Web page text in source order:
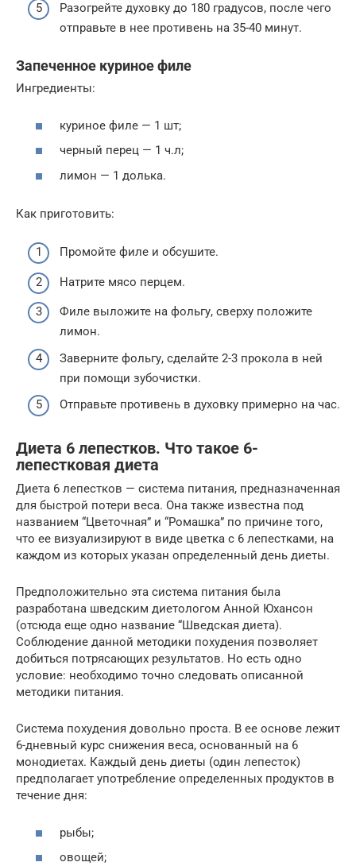
Разогрейте духовку до 180 градусов, после чего
отправьте в нее противень на 35-40 минут.
Запеченное куриное филе
Ингредиенты:
куриное филе — 1 шт;
черный перец — 1 ч.л;
лимон — 1 долька.
Как приготовить:
Промойте филе и обсушите.
Натрите мясо перцем.
Филе выложите на фольгу, сверху положите
лимон.
Заверните фольгу, сделайте 2-3 прокола в ней
при помощи зубочистки.
Отправьте противень в духовку примерно на час.
Диета 6 лепестков. Что такое 6-
лепестковая диета
Диета 6 лепестков — система питания, предназначенная
для быстрой потери веса. Она также известна под
названием “Цветочная” и “Ромашка” по причине того,
что ее визуализируют в виде цветка с 6 лепестками, на
каждом из которых указан определенный день диеты.
Предположительно эта система питания была
разработана шведским диетологом Анной Юхансон
(отсюда еще одно название “Шведская диета).
Соблюдение данной методики похудения позволяет
добиться потрясающих результатов. Но есть одно
условие: необходимо точно следовать описанной
методики питания.
Система похудения довольно проста. В ее основе лежит
6-дневный курс снижения веса, основанный на 6
монодиетах. Каждый день диеты (один лепесток)
предполагает употребление определенных продуктов в
течение дня:
рыбы;
овощей;